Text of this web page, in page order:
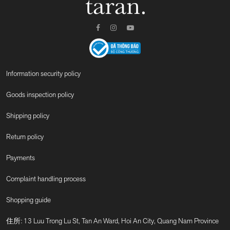
Information security policy
Goods inspection policy
Shipping policy
Return policy
Payments
Complaint handling process
Shopping guide
住所: 13 Luu Trong Lu St, Tan An Ward, Hoi An City, Quang Nam Province